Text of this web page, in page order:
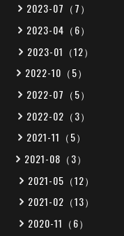
2023-07（7）
2023-04（6）
2023-01（12）
2022-10（5）
2022-07（5）
2022-02（3）
2021-11（5）
2021-08（3）
2021-05（12）
2021-02（13）
2020-11（6）